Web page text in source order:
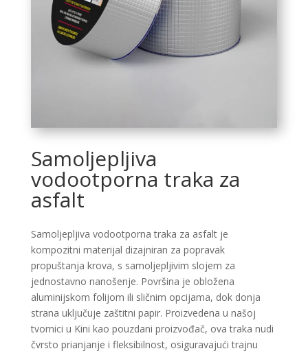
Samoljepljiva
vodootporna traka za
asfalt
Samoljepljiva vodootporna traka za asfalt je
kompozitni materijal dizajniran za popravak
propuštanja krova, s samoljepljivim slojem za
jednostavno nanošenje. Površina je obložena
aluminijskom folijom ili sličnim opcijama, dok donja
strana uključuje zaštitni papir. Proizvedena u našoj
tvornici u Kini kao pouzdani proizvođač, ova traka nudi
čvrsto prianjanje i fleksibilnost, osiguravajući trajnu